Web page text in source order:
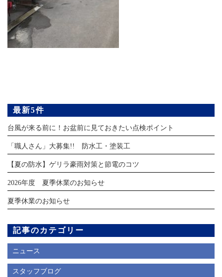
最新5件
台風が来る前に！お盆前に見ておきたい点検ポイント
「職人さん」大募集!! 防水工・塗装工
【夏の防水】ゲリラ豪雨対策と節電のコツ
2026年度 夏季休業のお知らせ
夏季休業のお知らせ
記事のカテゴリー
ニュース
スタッフブログ